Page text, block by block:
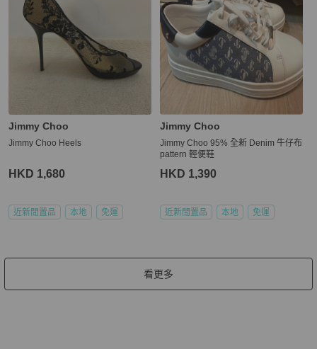
Jimmy Choo
Jimmy Choo Heels
HKD 1,680
近新閒置品 本地 免運
Jimmy Choo
Jimmy Choo 95% 全新 Denim 牛仔布
pattern 輕便鞋
HKD 1,390
近新閒置品 本地 免運
看更多